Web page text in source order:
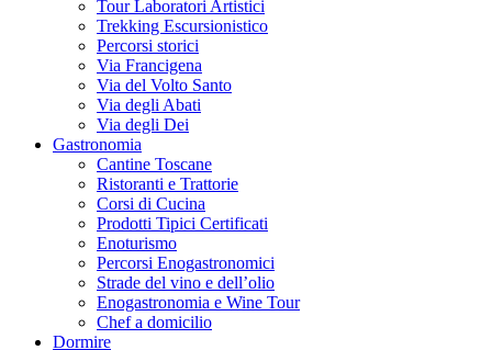
Tour Laboratori Artistici
Trekking Escursionistico
Percorsi storici
Via Francigena
Via del Volto Santo
Via degli Abati
Via degli Dei
Gastronomia
Cantine Toscane
Ristoranti e Trattorie
Corsi di Cucina
Prodotti Tipici Certificati
Enoturismo
Percorsi Enogastronomici
Strade del vino e dell’olio
Enogastronomia e Wine Tour
Chef a domicilio
Dormire